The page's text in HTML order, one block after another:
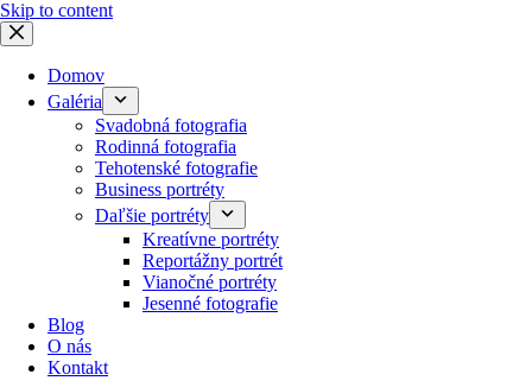
Skip to content
Domov
Galéria
Svadobná fotografia
Rodinná fotografia
Tehotenské fotografie
Business portréty
Daľšie portréty
Kreatívne portréty
Reportážny portrét
Vianočné portréty
Jesenné fotografie
Blog
O nás
Kontakt